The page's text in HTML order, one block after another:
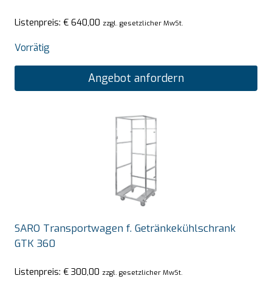
Listenpreis: € 640,00 zzgl. gesetzlicher MwSt.
Vorrätig
Angebot anfordern
SARO Transportwagen f. Getränkekühlschrank
GTK 360
Listenpreis: € 300,00 zzgl. gesetzlicher MwSt.